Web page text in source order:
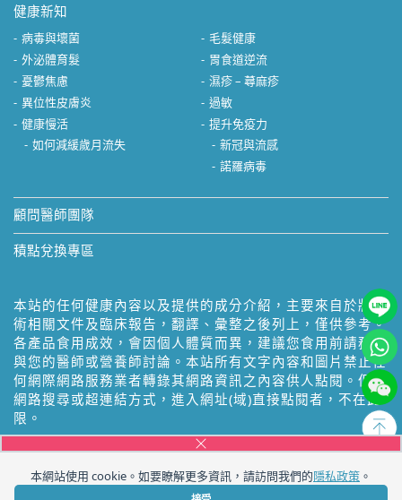
健康新知
病毒與壞菌 毛髮健康
健康慢活
如何減緩歲月流失
外泌體育髮 胃食道逆流
提升免疫力
新冠與流感
諾羅病毒
憂鬱焦慮
濕疹 – 蕁麻疹
異位性皮膚炎
過敏
顧問醫師團隊
積點兌換專區
本站的任何健康內容以及提供的成分介紹，主要來自於將學
術相關文件及臨床報告，翻譯、彙整之後列上，僅供參考。
各產品食用成效，會因個人體質而異，建議您食用前請務必
與您的醫師或營養師討論。本站所有文字內容和圖片禁止任
何網際網路服務業者轉錄其網路資訊之內容供人點閱。但以
網路搜尋或超連結方式，進入網址(域)直接點閱者，不在此
限。
本網站使用 cookie。如要瞭解更多資訊，請訪問我們的隱私政策 。